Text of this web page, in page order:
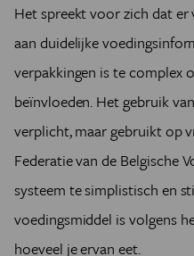
Het spreekt voor zich dat
aan duidelijke
verpakkingen is te complex
beïnvloeden. Het gebruik
verplicht, maar gebruikt op
Federatie van de Belgische
systeem te simplistisch en
voedingsmiddel is volgens
hoeveel je ervan eet.